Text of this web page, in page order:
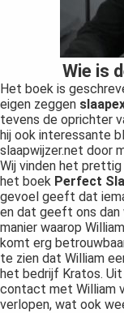
Wie is
Het boek is
eigen zeggen
tevens de oprichter
hij ook interessante
slaapwijzer.net door
Wij vinden het
het boek Perfect
gevoel geeft dat
en dat geeft ons dan
manier waarop
komt erg
te zien dat William
het bedrijf Kratos.
contact met William
verlopen, wat ook